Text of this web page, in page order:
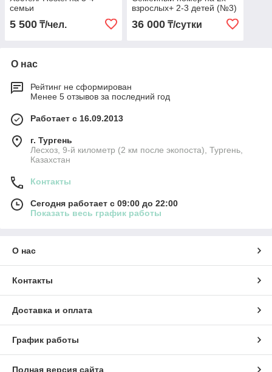
семьи
5 500 ₸/чел.
взрослых+ 2-3 детей (№3)
36 000₸/сутки
О нас
Рейтинг не сформирован
Менее 5 отзывов за последний год
Работает с 16.09.2013
г. Тургень
Лесхоз, 9-й километр (2 км после экопоста), Тургень,
Казахстан
Контакты
Сегодня работает с 09:00 до 22:00
Показать весь график работы
О нас
Контакты
Доставка и оплата
График работы
Полная версия сайта